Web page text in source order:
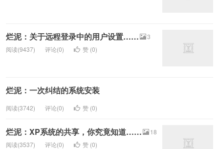
烂泥：关于远程登录中的用户设置……
3
阅读(9437)
评论(0) 赞 (0)
烂泥：一次纠结的系统安装
阅读(3742) 评论(0) 赞 (0)
烂泥：XP系统的共享，你究竟知道……
18
阅读(3537)
评论(0) 赞 (0)